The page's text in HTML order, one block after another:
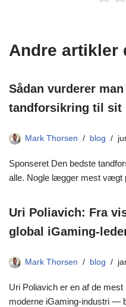
Andre artikler
Sådan vurderer
tandforsikring til sit
Mark Thorsen blog
Sponseret Den bedste
alle. Nogle lægger mest vægt
Uri Poliavich: Fra
global iGaming-
Mark Thorsen blog
Uri Poliavich er en af de
moderne iGaming-industri —